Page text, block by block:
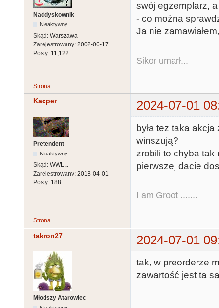
Naddyskownik
Nieaktywny
Skąd: Warszawa
Zarejestrowany: 2002-06-17
Posty: 11,122
swój egzemplarz,
- co można
Ja nie
Sikor umarł...
Strona
Kacper 2024-07-01
Pretendent
Nieaktywny
Skąd: WWL...
Zarejestrowany: 2018-04-01
Posty: 188
była tez taka akcja
winszują?
zrobili to chyba tak
pierwszej dacie
I am Groot .......
Strona
takron27 2024-07-01
Młodszy Atarowiec
tak, w preorderze
zawartość jest ta